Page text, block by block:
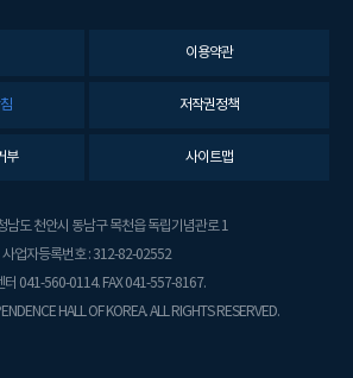
이용약관
저작권정책
부 사이트맵
남도 천안시 동남구 목천읍 독립기념관로 1
사업자등록번호 : 312-82-02552
터 041-560-0114. FAX 041-557-8167.
HALL OF KOREA. ALL RIGHTS RESERVED.